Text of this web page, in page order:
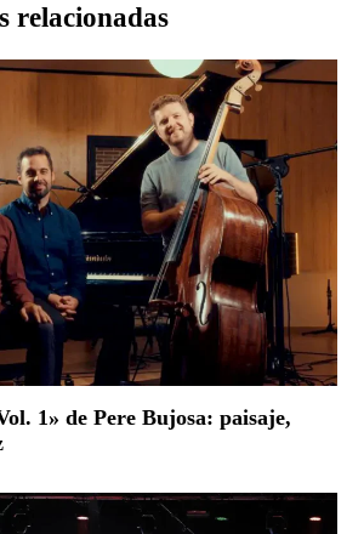
relacionadas
1» de Pere Bujosa: paisaje,